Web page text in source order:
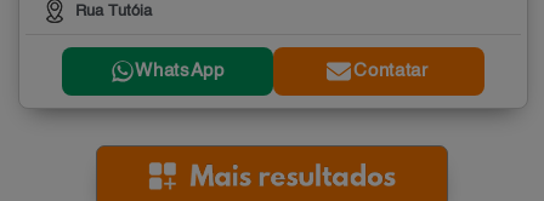
Rua Tutóia
WhatsApp Contatar